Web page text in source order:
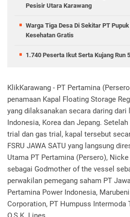
Pesisir Utara Karawang
Warga Tiga Desa Di Sekitar PT
Kesehatan Gratis
1.740 Peserta Ikut Serta Kujang Run
KlikKarawang - PT Pertamina
penamaan Kapal Floating Storage
yang dilaksanakan secara daring dari
Indonesia, Korea dan Jepang.
trial dan gas trial, kapal tersebut
FSRU JAWA SATU yang langsung
Utama PT Pertamina (Persero),
sebagai Godmother of the vessel
perwakilan pemegang saham PT
Pertamina Power Indonesia,
Corporation, PT Humpuss Intermoda